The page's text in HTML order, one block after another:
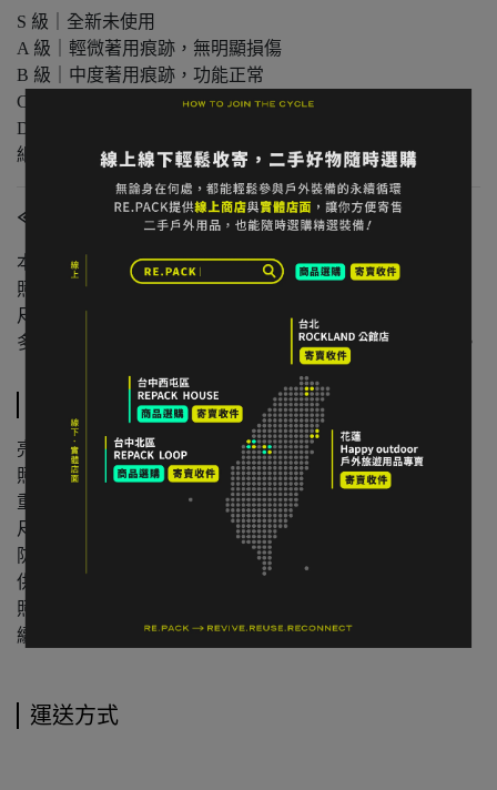
S 級｜全新未使用
A 級｜輕微著用痕跡，無明顯損傷
B 級｜中度著用痕跡，功能正常
C 級｜明顯使用痕跡或外觀瑕疵但功能無虞
D 級｜重度使用 / 長期未使用 / 影響主要功能的瑕疵，請仔
細評估商品狀況
≪注意事項≫
本店與實體店同步販售，庫存可能有時間差。
照片已盡量呈現實色，螢幕設定不同可能略有差異。
尺寸為人工測量，可能有些微誤差。
多件不同門市商品將併單出貨，出貨時間可能延後 1–2 日。
亮度：80 lm
照射距離：25 m
重量：80 g（含電池約 85 g）
尺寸：60 × 40 × 31 mm（不含頭帶）
防水等級：IPX4
供電方式：3 × AAA（LR03）電池
照明模式：紅光／白光 Eco／白光強光
續航時間：Eco 約 30 小時／強光約 10 小時
運送方式